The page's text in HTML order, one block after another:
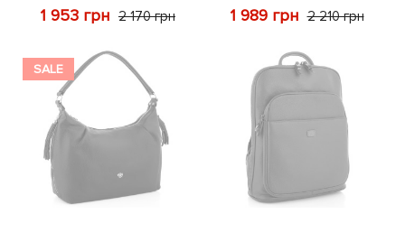
1 953 грн 2 170 грн 1 989 грн 2 210 грн
SALE